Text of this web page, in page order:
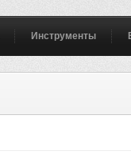
Инструменты